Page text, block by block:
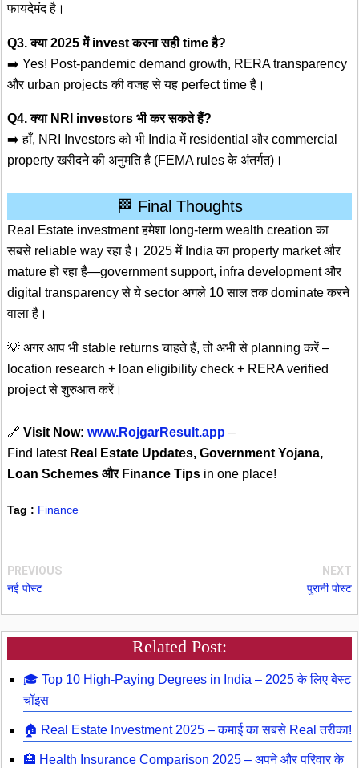
फायदेमंद है।
Q3. क्या 2025 में invest करना सही time है?
➡️ Yes! Post-pandemic demand growth, RERA transparency
और urban projects की वजह से यह perfect time है।
Q4. क्या NRI investors भी कर सकते हैं?
➡️ हाँ, NRI Investors को भी India में residential और commercial
property खरीदने की अनुमति है (FEMA rules के अंतर्गत)।
🏁 Final Thoughts
Real Estate investment हमेशा long-term wealth creation का
सबसे reliable way रहा है। 2025 में India का property market और
mature हो रहा है—government support, infra development और
digital transparency से ये sector अगले 10 साल तक dominate करने
वाला है।
💡 अगर आप भी stable returns चाहते हैं, तो अभी से planning करें –
location research + loan eligibility check + RERA verified
project से शुरुआत करें।
🔗 Visit Now: www.RojgarResult.app –
Find latest Real Estate Updates, Government Yojana,
Loan Schemes और Finance Tips in one place!
Tag : Finance
PREVIOUS
नई पोस्ट
NEXT
पुरानी पोस्ट
Related Post:
🎓 Top 10 High-Paying Degrees in India – 2025 के लिए बेस्ट
चॉइस
🏠 Real Estate Investment 2025 – कमाई का सबसे Real तरीका!
🏥 Health Insurance Comparison 2025 – अपने और परिवार के